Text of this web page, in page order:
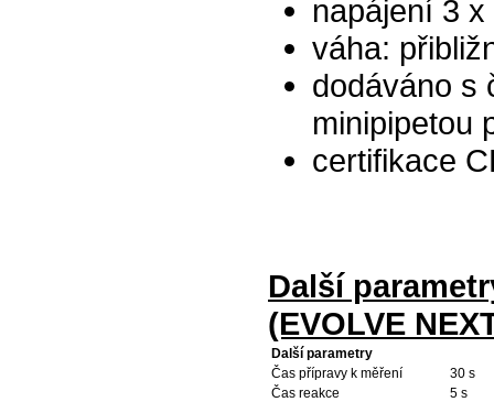
napájení 3 x
váha:
dodáváno s
minipipetou
certifikace
Další
(EVOLVE
Další parametry
Čas přípravy k měření
30 s
Čas reakce
5 s